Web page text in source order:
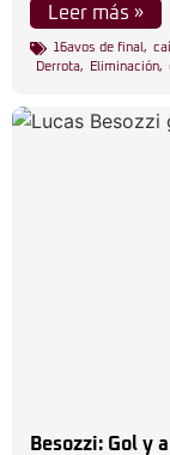
Leer más »
16avos de final ,
Derrota, Eliminación,
Besozzi: Gol y